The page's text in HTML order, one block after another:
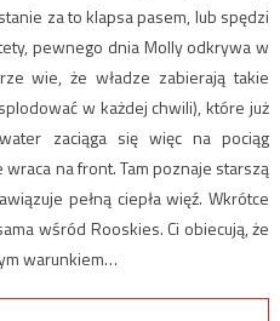
za to klapsa pasem, lub spędzi
pewnego dnia Molly odkrywa w
wie, że władze zabierają takie
w każdej chwili), które już
zaciąga się więc na pociąg
na front. Tam poznaje starszą
pełną ciepła więź. Wkrótce
wśród Rooskies. Ci obiecują, że
warunkiem…